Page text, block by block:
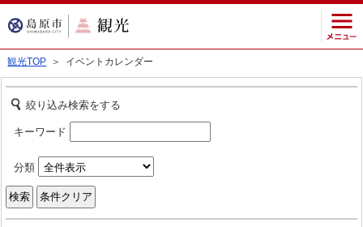
観光TOP ＞ イベントカレンダー
絞り込み検索をする
キーワード
分類